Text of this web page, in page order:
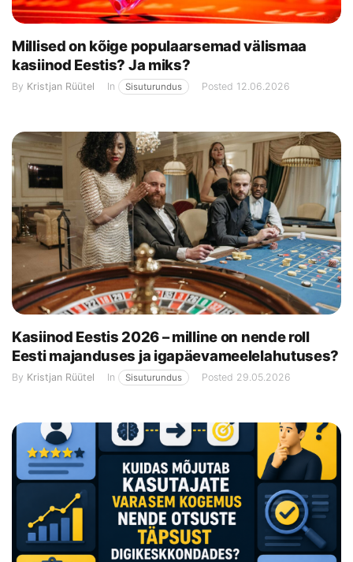
Millised on kõige populaarsemad välismaa
kasiinod Eestis? Ja miks?
By Kristjan Rüütel In Sisuturundus Posted 12.06.2026
Kasiinod Eestis 2026 – milline on nende roll
Eesti majanduses ja igapäevameelelahutuses?
By Kristjan Rüütel In Sisuturundus Posted 29.05.2026